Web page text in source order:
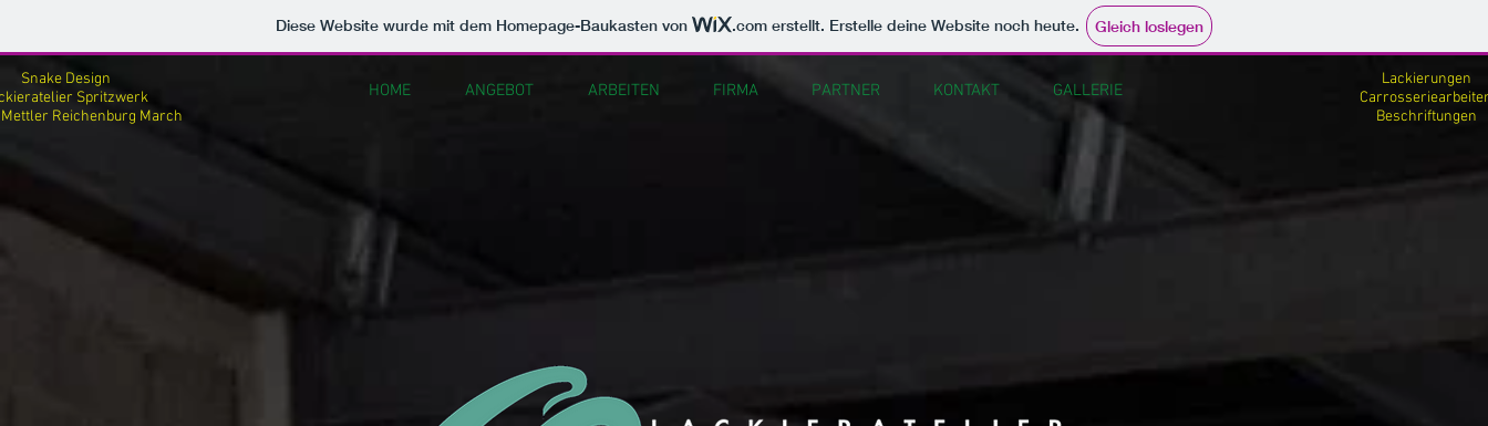
Diese Website wurde mit dem Homepage-Baukasten von .com erstellt. Erstelle deine Website noch heute. Gleich loslegen
Snake Design
Spritzwerk
Reichenburg March
HOME ANGEBOT ARBEITEN FIRMA PARTNER KONTAKT GALLERIE
Lackierungen
Beschriftungen